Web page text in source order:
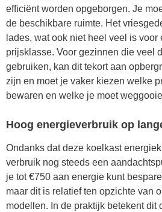
efficiënt worden opgeborgen. Je
de beschikbare ruimte. Het
lades, wat ook niet heel veel is
prijsklasse. Voor gezinnen die veel
gebruiken, kan dit tekort aan
zijn en moet je vaker kiezen welke
bewaren en welke je moet
Hoog energieverbruik op
Ondanks dat deze koelkast
verbruik nog steeds een
je tot €750 aan energie kunt
maar dit is relatief ten opzichte van
modellen. In de praktijk betekent dit